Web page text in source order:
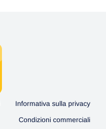
Informativa sulla privacy
Condizioni commerciali